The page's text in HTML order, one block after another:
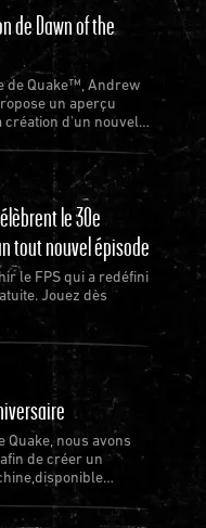
de Dawn of the
de Quake™, Andrew
un aperçu
création d'un nouvel
le 30e
tout nouvel épisode
le FPS qui a redéfini
Jouez dès
Quake, nous avons
de créer un